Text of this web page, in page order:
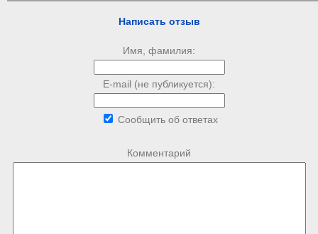
Написать отзыв
Имя, фамилия:
E-mail (не публикуется):
Сообщить об ответах
Комментарий